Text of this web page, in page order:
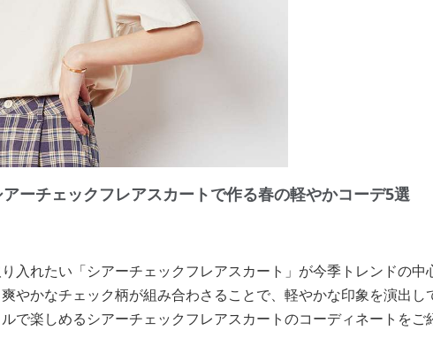
ーチェックフレアスカートで作る春の軽やかコーデ5選
入れたい「シアーチェックフレアスカート」が今季トレンドの中
やかなチェック柄が組み合わさることで、軽やかな印象を演出し
で楽しめるシアーチェックフレアスカートのコーディネートをご